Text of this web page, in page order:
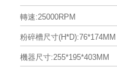
轉速:25000RPM
粉碎槽尺寸(H*D):76*174MM
機器尺寸:255*195*403MM